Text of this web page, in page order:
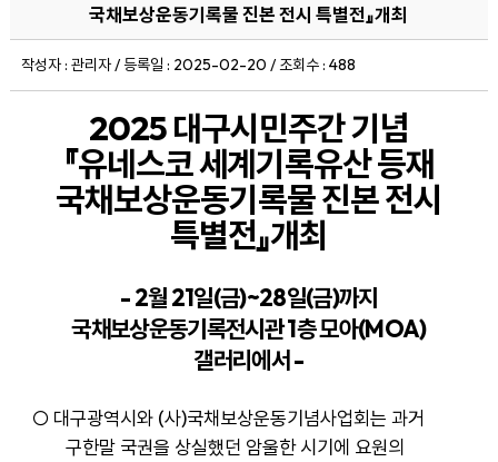
국채보상운동기록물 진본 전시 특별전』개최
작성자 : 관리자 / 등록일 : 2025-02-20 / 조회수 : 488
2025대구시민주간 기념
『유네스코 세계기록유산 등재
국채보상운동기록물 진본 전시
특별전』개최
- 2월21일(금)~28일(금)까지
국채보상운동기록전시관1층 모아(MOA)
갤러리에서 -
○ 대구광역시와 (사)국채보상운동기념사업회는 과거
구한말 국권을 상실했던 암울한 시기에 요원의